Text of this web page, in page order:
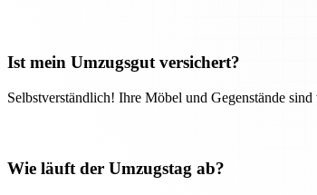
Ist mein Umzugsgut versichert?
Selbstverständlich! Ihre Möbel und Gegenstände
Wie läuft der Umzugstag ab?